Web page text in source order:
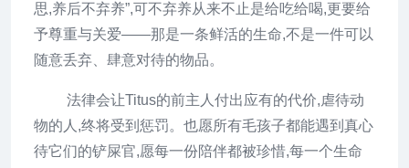
思,养后不弃养”,可不弃养从来不止是给吃给喝,更要给
予尊重与关爱——那是一条鲜活的生命,不是一件可以
随意丢弃、肆意对待的物品。
法律会让Titus的前主人付出应有的代价,虐待动
物的人,终将受到惩罚。也愿所有毛孩子都能遇到真心
待它们的铲屎官,愿每一份陪伴都被珍惜,每一个生命